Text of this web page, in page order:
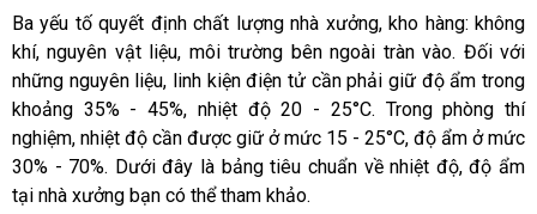
Ba yếu tố quyết định chất lượng nhà xưởng, kho hàng: không
khí, nguyên vật liệu, môi trường bên ngoài tràn vào. Đối với
những nguyên liệu, linh kiện điện tử cần phải giữ độ ẩm trong
khoảng 35% - 45%, nhiệt độ 20 - 25°C. Trong phòng thí
nghiệm, nhiệt độ cần được giữ ở mức 15 - 25°C, độ ẩm ở mức
30% - 70%. Dưới đây là bảng tiêu chuẩn về nhiệt độ, độ ẩm
tại nhà xưởng bạn có thể tham khảo.